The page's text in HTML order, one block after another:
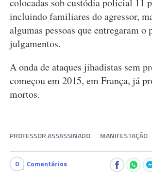
colocadas sob custódia policial 11
incluindo familiares do agressor,
algumas pessoas que entregaram o
julgamentos.
A onda de ataques jihadistas sem
começou em 2015, em França, já
mortos.
PROFESSOR ASSASSINADO MANIFESTAÇÃO
0 Comentários